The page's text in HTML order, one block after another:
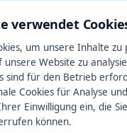
verwendet
um unsere Inhalte zu
Website zu
sind für den Betrieb
Cookies für Analyse
Einwilligung ein, die
können.